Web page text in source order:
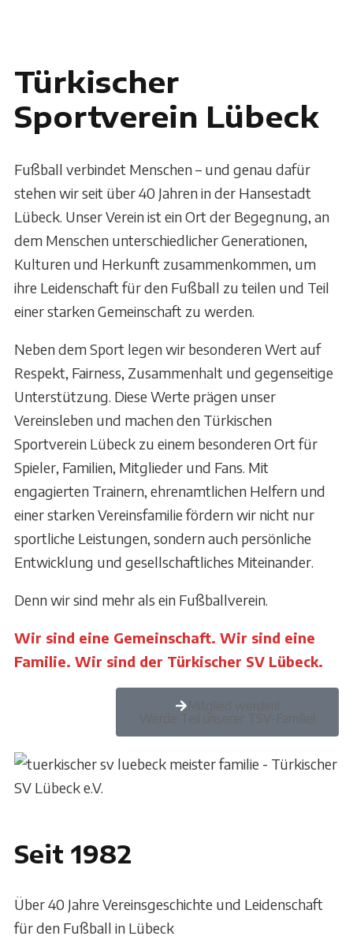
Türkischer
Sportverein Lübeck
Fußball verbindet Menschen – und genau dafür
stehen wir seit über 40 Jahren in der Hansestadt
Lübeck. Unser Verein ist ein Ort der Begegnung, an
dem Menschen unterschiedlicher Generationen,
Kulturen und Herkunft zusammenkommen, um
ihre Leidenschaft für den Fußball zu teilen und Teil
einer starken Gemeinschaft zu werden.
Neben dem Sport legen wir besonderen Wert auf
Respekt, Fairness, Zusammenhalt und gegenseitige
Unterstützung. Diese Werte prägen unser
Vereinsleben und machen den Türkischen
Sportverein Lübeck zu einem besonderen Ort für
Spieler, Familien, Mitglieder und Fans. Mit
engagierten Trainern, ehrenamtlichen Helfern und
einer starken Vereinsfamilie fördern wir nicht nur
sportliche Leistungen, sondern auch persönliche
Entwicklung und gesellschaftliches Miteinander.
Denn wir sind mehr als ein Fußballverein.
Wir sind eine Gemeinschaft. Wir sind eine
Familie. Wir sind der Türkischer SV Lübeck.
Seit 1982
Über 40 Jahre Vereinsgeschichte und Leidenschaft
für den Fußball in Lübeck